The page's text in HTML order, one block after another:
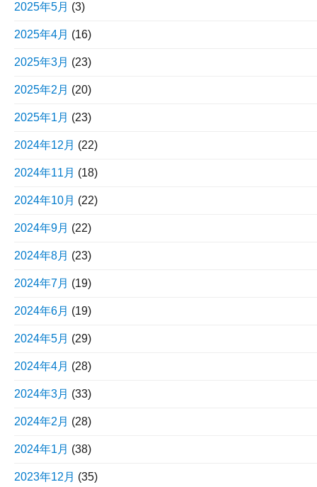
2025年5月 (3)
2025年4月 (16)
2025年3月 (23)
2025年2月 (20)
2025年1月 (23)
2024年12月 (22)
2024年11月 (18)
2024年10月 (22)
2024年9月 (22)
2024年8月 (23)
2024年7月 (19)
2024年6月 (19)
2024年5月 (29)
2024年4月 (28)
2024年3月 (33)
2024年2月 (28)
2024年1月 (38)
2023年12月 (35)